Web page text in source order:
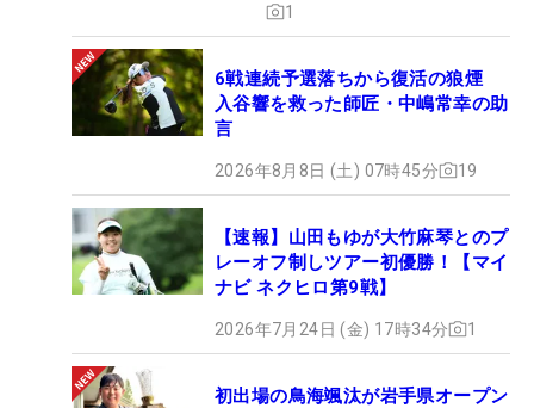
1
6戦連続予選落ちから復活の狼煙
入谷響を救った師匠・中嶋常幸の助
言
2026年8月8日 (土) 07時45分 19
【速報】山田もゆが大竹麻琴とのプ
レーオフ制しツアー初優勝！【マイ
ナビ ネクヒロ第9戦】
2026年7月24日 (金) 17時34分 1
初出場の鳥海颯汰が岩手県オープン